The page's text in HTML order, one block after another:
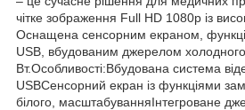
чітке зображення Full HD 1080p із
Оснащена сенсорним екраном,
USB, вбудованим джерелом холодного
Вт.Особливості:Вбудована система
USBСенсорний екран із функціями
білого, масштабуванняІнтегроване